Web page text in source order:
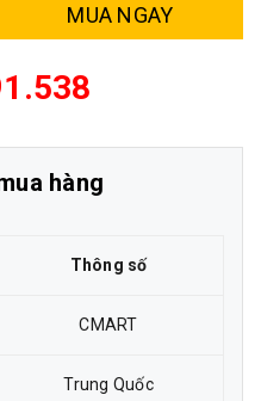
MUA NGAY
hàng
Thông số
CMART
Trung Quốc